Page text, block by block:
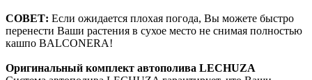
СОВЕТ: Если ожидается плохая погода, Вы можете быстро
перенести Ваши растения в сухое место не снимая полностью
кашпо BALCONERA!
Оригинальный комплект автополива LECHUZA